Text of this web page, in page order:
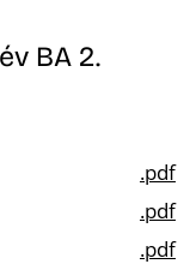
BA 2.
.pdf
.pdf
.pdf